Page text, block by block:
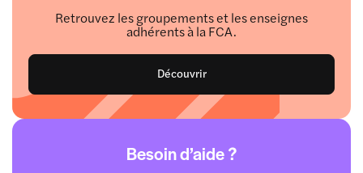
Retrouvez les groupements et les enseignes
adhérents à la FCA.
Découvrir
Besoin d’aide ?